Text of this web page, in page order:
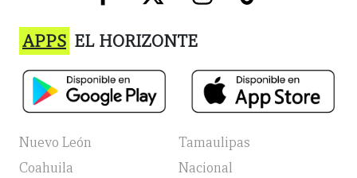
APPS EL HORIZONTE
Nuevo León
Tamaulipas
Coahuila
Nacional